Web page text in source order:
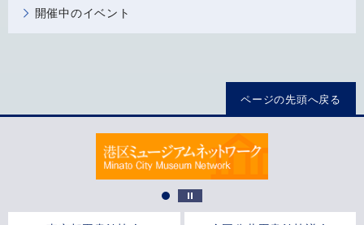
開催中のイベント
ページの先頭へ戻る